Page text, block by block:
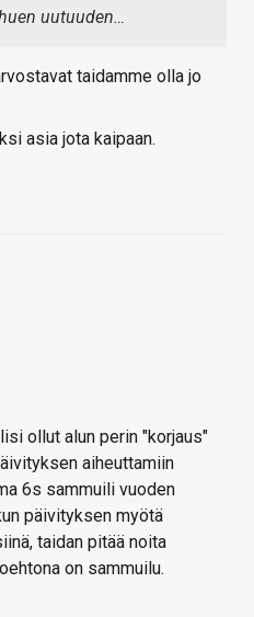
uutuuden…
taidamme olla jo
asia jota kaipaan.
ollut alun perin "korjaus"
aiheuttamiin
6s sammuili vuoden
päivityksen myötä
taidan pitää noita
on sammuilu.